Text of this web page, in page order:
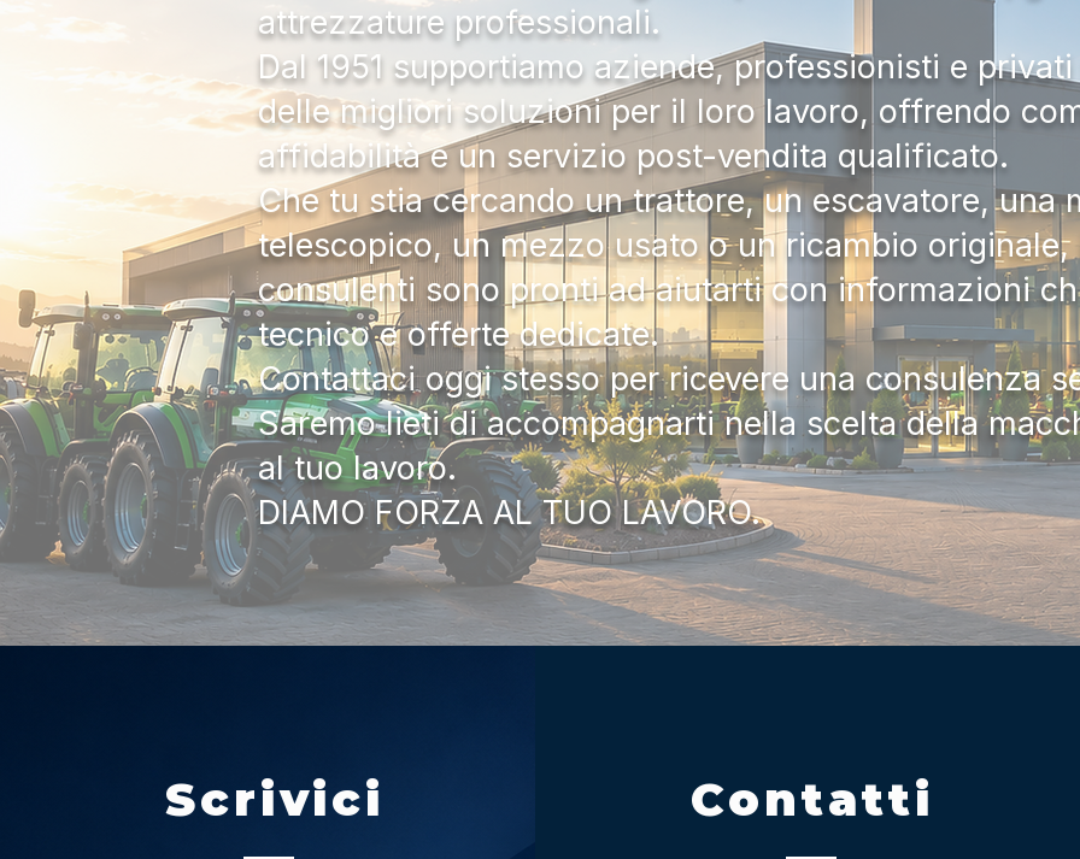
attrezzature professionali.
Dal 1951 supportiamo aziende, professionisti e
delle migliori soluzioni per il loro lavoro, offrendo
affidabilità e un servizio post-vendita qualificato.
Che tu stia cercando un trattore, un escavatore, una
telescopico, un mezzo usato o un ricambio
consulenti sono pronti ad aiutarti con informazioni
tecnico e offerte dedicate.
Contattaci oggi stesso per ricevere una consulenza
Saremo lieti di accompagnarti nella scelta della
al tuo lavoro.
DIAMO FORZA AL TUO LAVORO.
Scrivici Contatti